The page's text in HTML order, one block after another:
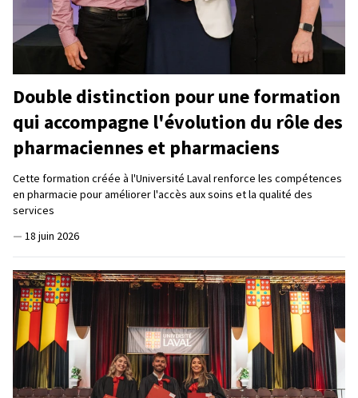
Double distinction pour une formation
qui accompagne l'évolution du rôle des
pharmaciennes et pharmaciens
Cette formation créée à l'Université Laval renforce les compétences
en pharmacie pour améliorer l'accès aux soins et la qualité des
services
— 18 juin 2026